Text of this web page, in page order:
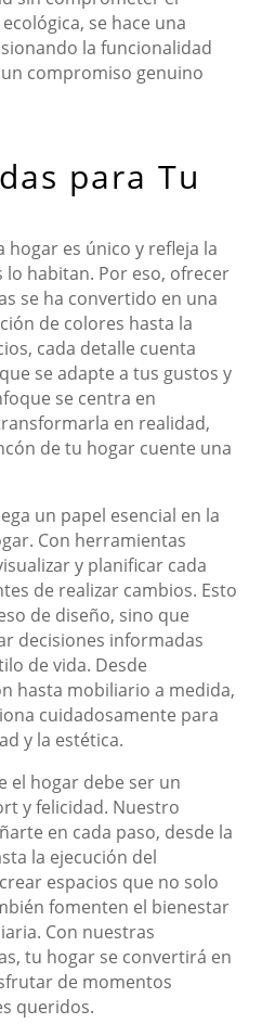
se hace una
la funcionalidad
compromiso genuino
para Tu
hogar es único y refleja la
habitan. Por eso, ofrecer
se ha convertido en una
de colores hasta la
cada detalle cuenta
se adapte a tus gustos y
se centra en
en realidad,
de tu hogar cuente una
un papel esencial en la
Con herramientas
y planificar cada
de realizar cambios. Esto
de diseño, sino que
decisiones informadas
de vida. Desde
hasta mobiliario a medida,
cuidadosamente para
y la estética.
el hogar debe ser un
y felicidad. Nuestro
en cada paso, desde la
la ejecución del
espacios que no solo
fomenten el bienestar
Con nuestras
tu hogar se convertirá en
de momentos
queridos.